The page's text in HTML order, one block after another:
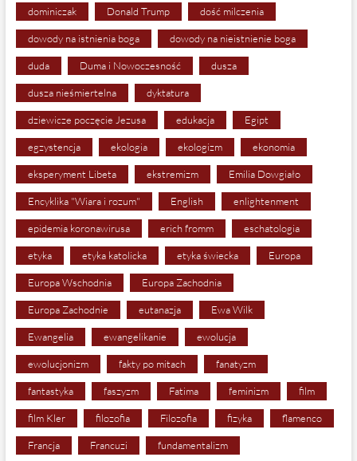
dominiczak Donald Trump dość milczenia
dowody na istnienia boga dowody na nieistnienie boga
duda Duma i Nowoczesność dusza
dusza nieśmiertelna dyktatura
dziewicze poczęcie Jezusa edukacja Egipt
egzystencja ekologia ekologizm ekonomia
eksperyment Libeta ekstremizm Emilia Dowgiało
Encyklika "Wiara i rozum" English enlightenment
epidemia koronawirusa erich fromm eschatologia
etyka etyka katolicka etyka świecka Europa
Europa Wschodnia Europa Zachodnia
Europa Zachodnie eutanazja Ewa Wilk
Ewangelia ewangelikanie ewolucja
ewolucjonizm fakty po mitach fanatyzm
fantastyka faszyzm Fatima feminizm film
film Kler filozofia Filozofia fizyka flamenco
Francja Francuzi fundamentalizm